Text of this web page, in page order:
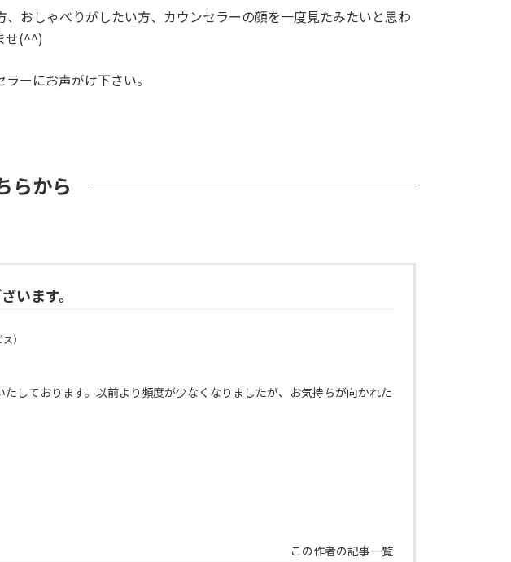
おしゃべりがしたい方、カウンセラーの顔を一度見たみたいと思わ
せ(^^)
ーにお声がけ下さい。
らから
います。
）
しております。以前より頻度が少なくなりましたが、お気持ちが向かれた
この作者の記事一覧